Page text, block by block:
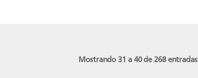
Mostrando 31 a 40 de 268 entradas